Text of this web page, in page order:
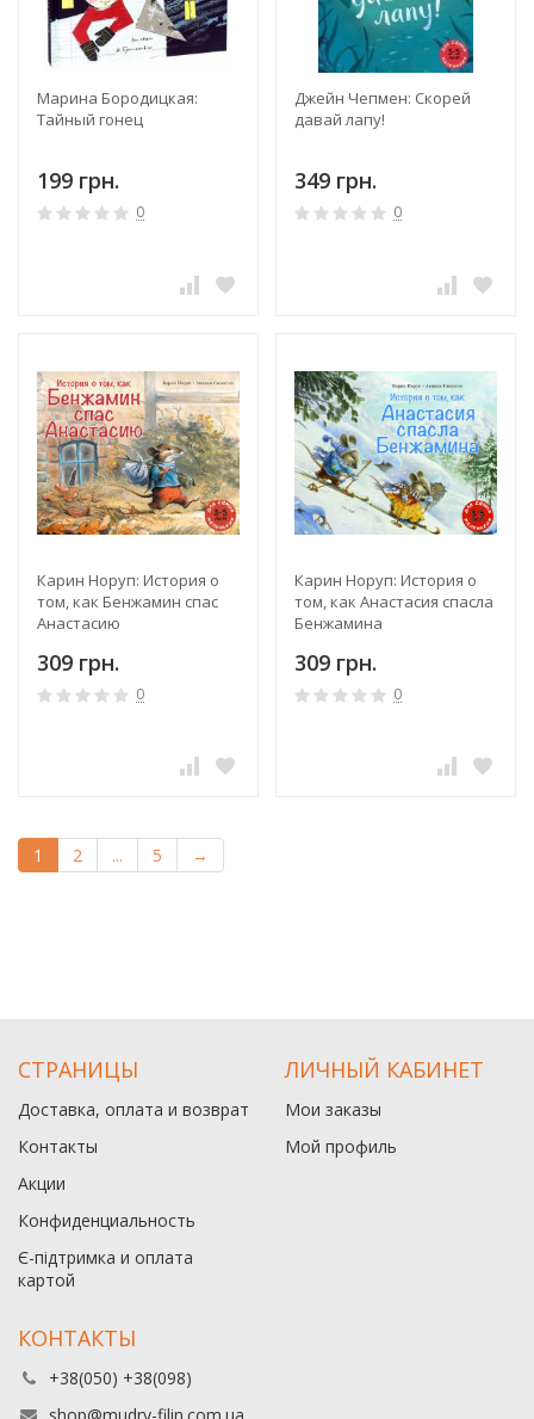
Марина Бородицкая:
Тайный гонец
199 грн.
0
Джейн Чепмен: Скорей
давай лапу!
349 грн.
0
Карин Норуп: История о
том, как Бенжамин спас
Анастасию
309 грн.
0
Карин Норуп: История о
том, как Анастасия спасла
Бенжамина
309 грн.
0
1 2 ... 5 →
СТРАНИЦЫ
Доставка, оплата и возврат
Контакты
Акции
Конфиденциальность
Є-підтримка и оплата
картой
ЛИЧНЫЙ КАБИНЕТ
Мои заказы
Мой профиль
КОНТАКТЫ
+38(050) +38(098)